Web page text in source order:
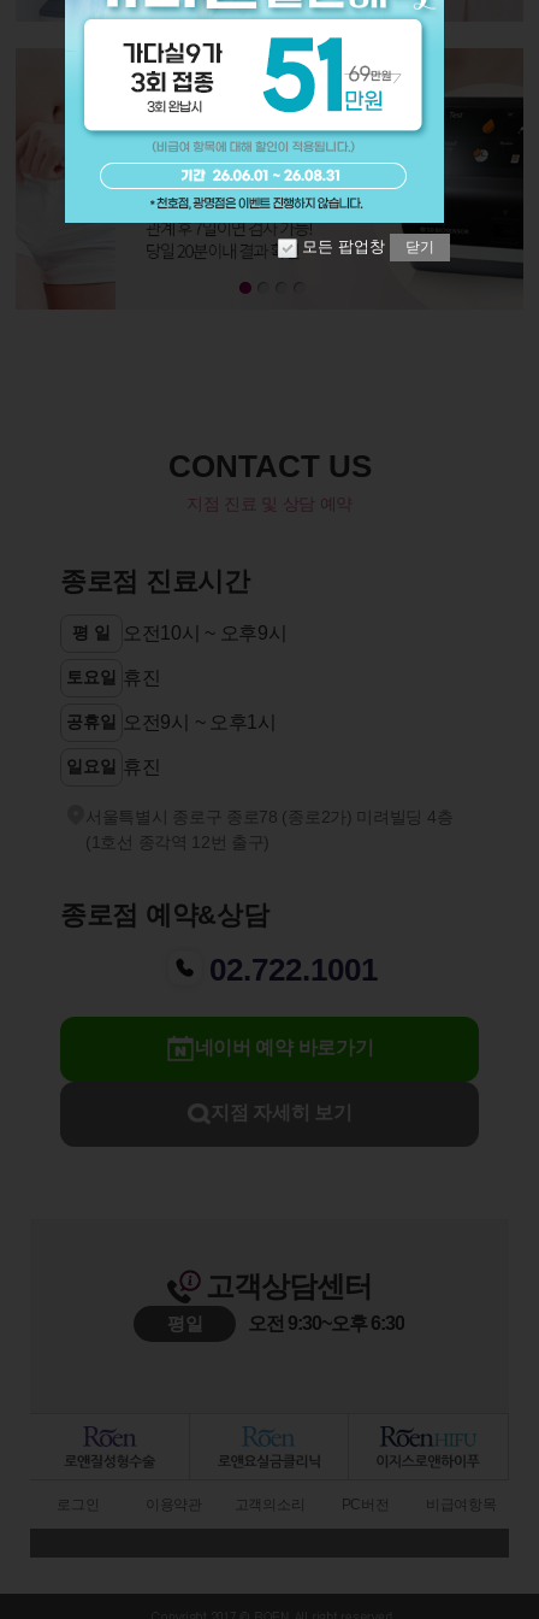
모든 팝업창 닫기
CONTACT US
지점 진료 및 상담 예약
종로점 진료시간
평 일 오전10시 ~ 오후9시
토요일 휴진
공휴일 오전9시 ~ 오후1시
일요일 휴진
서울특별시 종로구 종로78 (종로2가) 미려빌딩 4층
(1호선 종각역 12번 출구)
종로점 예약&상담
02.722.1001
네이버 예약 바로가기
지점 자세히 보기
고객상담센터
평일 오전 9:30~오후 6:30
로그인 이용약관 고객의소리 PC버전 비급여항목